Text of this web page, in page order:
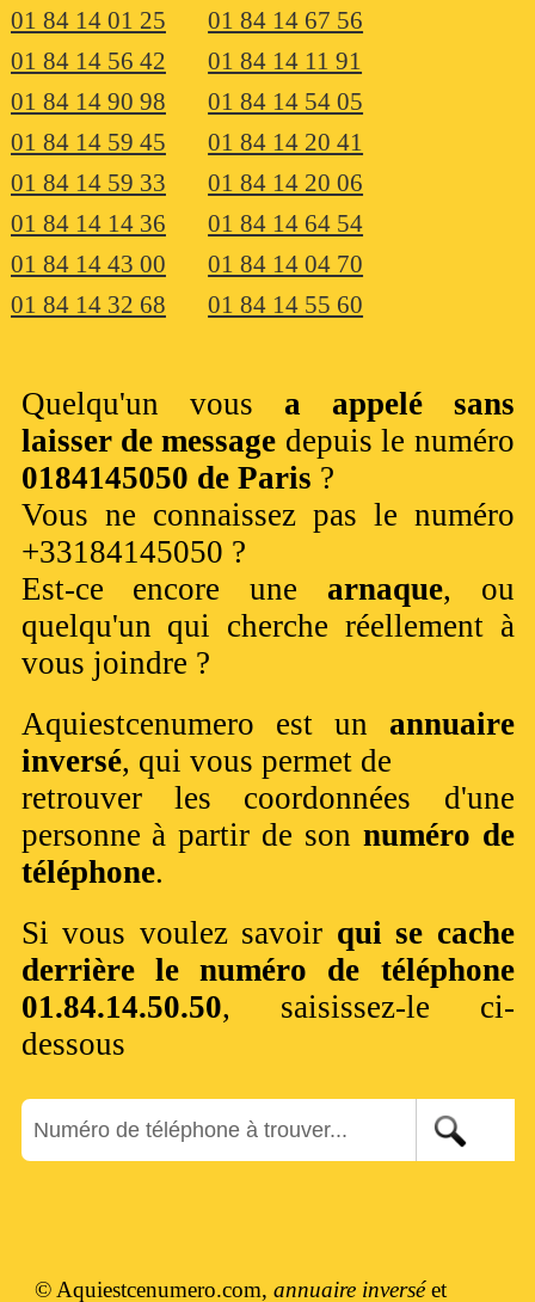
01 84 14 01 25
01 84 14 67 56
01 84 14 56 42
01 84 14 11 91
01 84 14 90 98
01 84 14 54 05
01 84 14 59 45
01 84 14 20 41
01 84 14 59 33
01 84 14 20 06
01 84 14 14 36
01 84 14 64 54
01 84 14 43 00
01 84 14 04 70
01 84 14 32 68
01 84 14 55 60
Quelqu'un vous a appelé sans
laisser de message depuis le numéro
0184145050 de Paris ?
Vous ne connaissez pas le numéro
+33184145050 ?
Est-ce encore une arnaque, ou
quelqu'un qui cherche réellement à
vous joindre ?
Aquiestcenumero est un annuaire
inversé, qui vous permet de
retrouver les coordonnées d'une
personne à partir de son numéro de
téléphone.
Si vous voulez savoir qui se cache
derrière le numéro de téléphone
01.84.14.50.50, saisissez-le ci-
dessous
© Aquiestcenumero.com,annuaire inverséet